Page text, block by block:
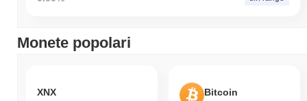
Monete popolari
XNX Bitcoin